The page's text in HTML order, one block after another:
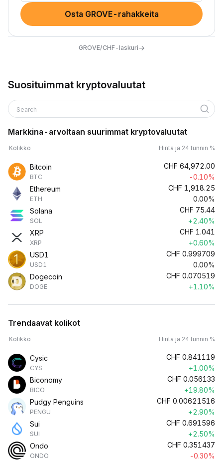
Osta GROVE-rahakkeita
GROVE/CHF-laskuri→
Suosituimmat kryptovaluutat
Search
Markkina-arvoltaan suurimmat kryptovaluutat
Kolikko Hinta ja 24 tunnin %
Bitcoin
BTC
CHF 64,972.00
-0.10%
Ethereum
ETH
CHF 1,918.25
0.00%
Solana
SOL
CHF 75.44
+2.40%
XRP
XRP
CHF 1.041
+0.60%
USD1
USD1
CHF 0.999709
0.00%
Dogecoin
DOGE
CHF 0.070519
+1.10%
Trendaavat kolikot
Kolikko Hinta ja 24 tunnin %
Cysic
CYS
CHF 0.841119
+1.00%
Biconomy
BICO
CHF 0.056133
+19.80%
Pudgy Penguins
PENGU
CHF 0.00621516
+2.90%
Sui
SUI
CHF 0.691596
+2.50%
Ondo
ONDO
CHF 0.351437
-0.30%